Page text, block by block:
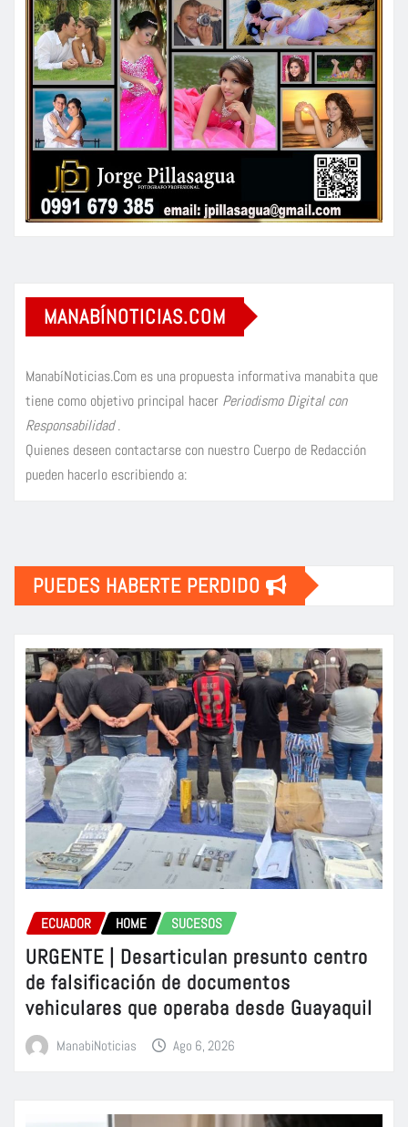
MANABÍNOTICIAS.COM
ManabíNoticias.Com es una propuesta informativa manabita que
tiene como objetivo principal hacer Periodismo Digital con
Responsabilidad.
Quienes deseen contactarse con nuestro Cuerpo de Redacción
pueden hacerlo escribiendo a:
PUEDES HABERTE PERDIDO
ECUADOR HOME SUCESOS
URGENTE | Desarticulan presunto centro
de falsificación de documentos
vehiculares que operaba desde Guayaquil
ManabiNoticias Ago 6, 2026